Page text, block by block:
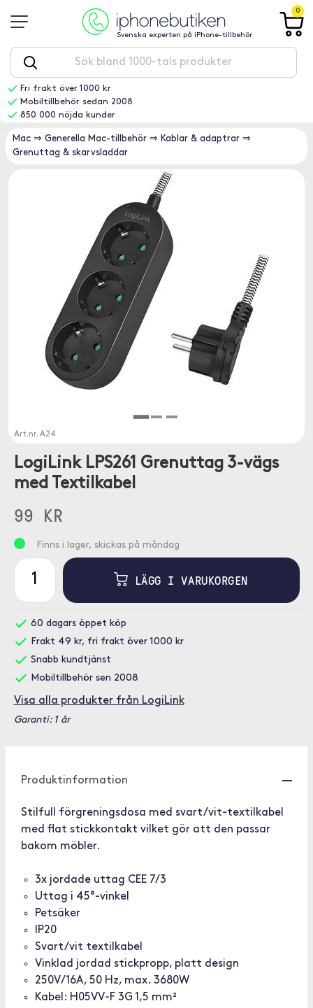
Svenska experten på iPhone-tillbehör
0
Fri frakt över 1000 kr
Mobiltillbehör sedan 2008
850 000 nöjda kunder
Mac ⇒ Generella Mac-tillbehör ⇒ Kablar & adaptrar ⇒
Grenuttag & skarvsladdar
Art.nr. A24
LogiLink LPS261 Grenuttag 3-vägs
med Textilkabel
99 KR
Finns i lager, skickas på måndag
LÄGG I VARUKORGEN
60 dagars öppet köp
Frakt 49 kr, fri frakt över 1000 kr
Snabb kundtjänst
Mobiltillbehör sen 2008
Visa alla produkter från LogiLink
Garanti: 1 år
Produktinformation
Stilfull förgreningsdosa med svart/vit-textilkabel
med flat stickkontakt vilket gör att den passar
bakom möbler.
3x jordade uttag CEE 7/3
Uttag i 45°-vinkel
Petsäker
IP20
Svart/vit textilkabel
Vinklad jordad stickpropp, platt design
250V/16A, 50 Hz, max. 3680W
Kabel: H05VV-F 3G 1,5 mm²